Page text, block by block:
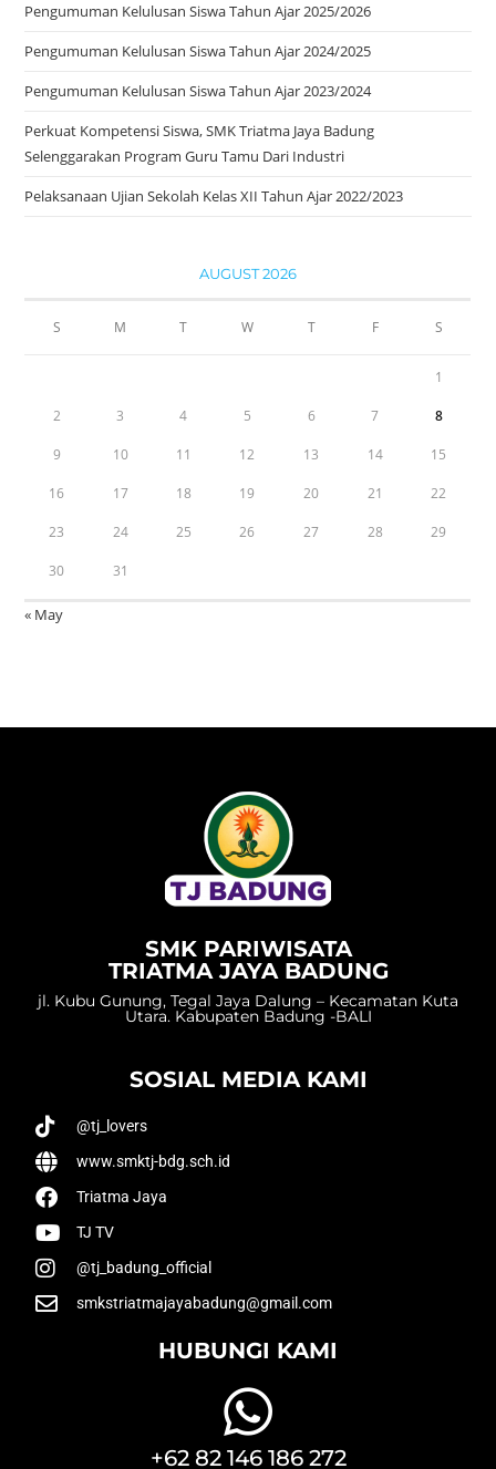
Pengumuman Kelulusan Siswa Tahun Ajar 2025/2026
Pengumuman Kelulusan Siswa Tahun Ajar 2024/2025
Pengumuman Kelulusan Siswa Tahun Ajar 2023/2024
Perkuat Kompetensi Siswa, SMK Triatma Jaya Badung
Selenggarakan Program Guru Tamu Dari Industri
Pelaksanaan Ujian Sekolah Kelas XII Tahun Ajar 2022/2023
AUGUST 2026
S M T W T F S
1
2 3 4 5 6 7 8
9 10 11 12 13 14 15
16 17 18 19 20 21 22
23 24 25 26 27 28 29
30 31
« May
SMK PARIWISATA
TRIATMA JAYA BADUNG
jl. Kubu Gunung, Tegal Jaya Dalung – Kecamatan Kuta
Utara. Kabupaten Badung -BALI
SOSIAL MEDIA KAMI
@tj_lovers
www.smktj-bdg.sch.id
Triatma Jaya
TJ TV
@tj_badung_official
smkstriatmajayabadung@gmail.com
HUBUNGI KAMI
+62 82 146 186 272